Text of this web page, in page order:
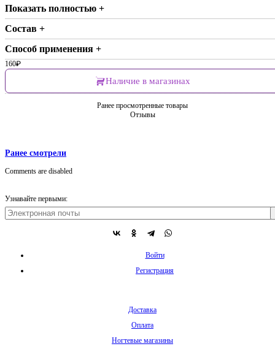
Показать полностью +
Состав +
Способ применения +
160₽
Наличие в магазинах
Ранее просмотренные товары
Отзывы
Ранее смотрели
Comments are disabled
Узнавайте первыми:
Войти
Регистрация
Доставка
Оплата
Ногтевые магазины